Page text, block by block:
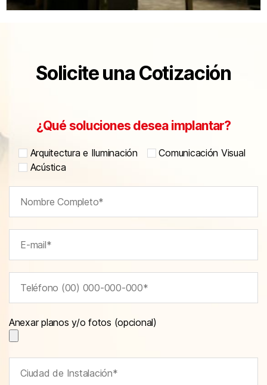
Solicite una Cotización
¿Qué soluciones desea implantar?
Arquitectura e Iluminación
Comunicación Visual
Acústica
Anexar planos y/o fotos (opcional)